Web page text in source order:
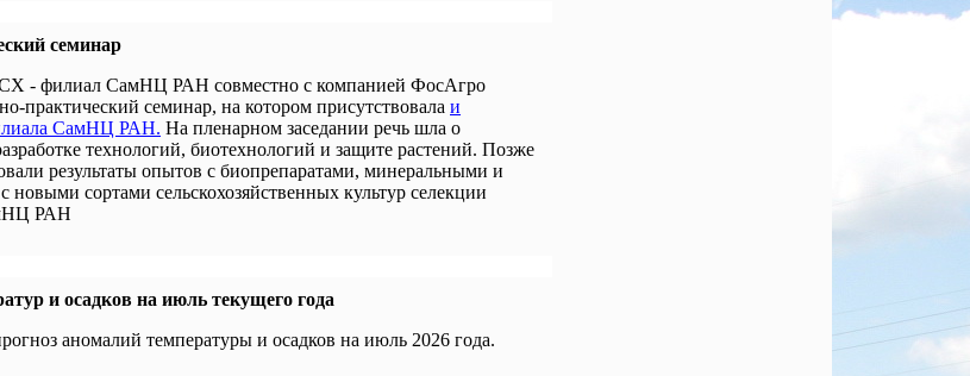
семинар
- филиал СамНЦ РАН совместно с компанией ФосАгро
практический семинар, на котором присутствовала и
СамНЦ РАН. На пленарном заседании речь шла о
технологий, биотехнологий и защите растений. Позже
результаты опытов с биопрепаратами, минеральными и
новыми сортами сельскохозяйственных культур селекции
РАН
и осадков на июль текущего года
аномалий температуры и осадков на июль 2026 года.